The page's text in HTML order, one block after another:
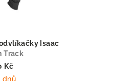
Isaac
Track
Kč
dnů